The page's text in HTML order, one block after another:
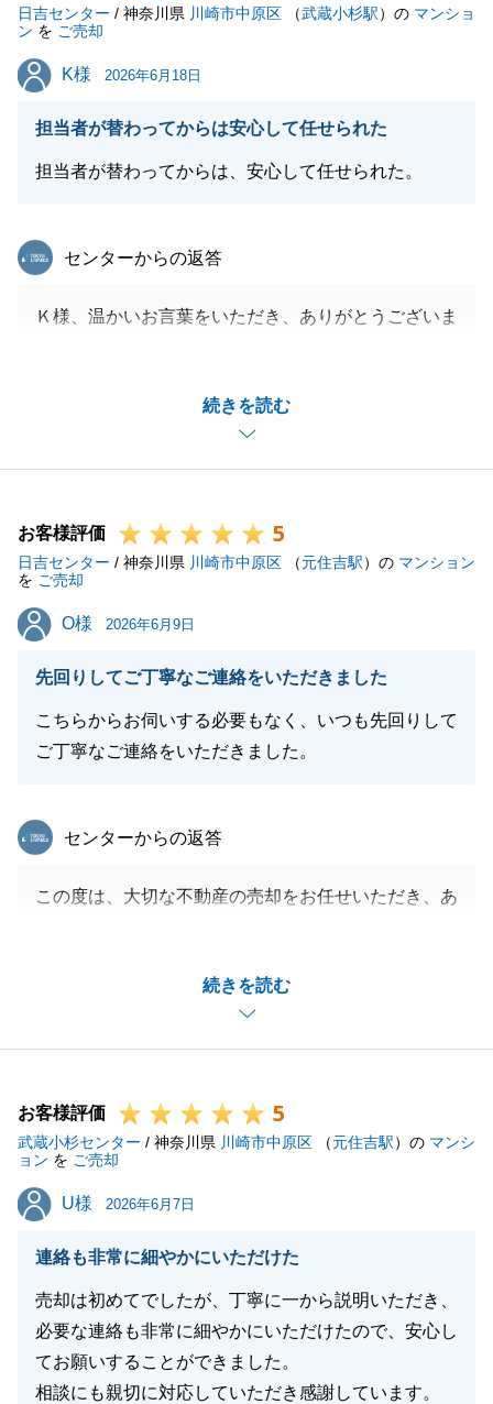
今後も何か不動産のことで、お手伝いできることやお
力になれることがございましたらお気軽にご連絡下さ
い。
今後ともよろしくお願いいたします。
日吉センター / 神奈川県 川崎市中原区 （武蔵小杉駅）の マンショ
ン を ご売却
K様
K様 2026年6月18日
担当者が替わってからは安心して任せられた
担当者が替わってからは、安心して任せられた。
続きを読む
東急リバブル
センターからの返答
Ｋ様、温かいお言葉をいただき、ありがとうございま
たかと存じますが、Ｋ様が信頼してすべてお任せいた
だけたからこそ、私どももご期待に応えるべく、身の
引き締まる思いで精一杯のサポートができたと感じて
無事にご成約を迎え、安心したとおっしゃっていただ
けて、私も大変嬉しく思います。
これからも不動産に関することなら、いつでもお気軽
にお声掛けください。
閉じる
お客様評価 5
日吉センター / 神奈川県 川崎市中原区 （元住吉駅）の マンション
を ご売却
O様
O様 2026年6月9日
先回りしてご丁寧なご連絡をいただきました
こちらからお伺いする必要もなく、いつも先回りして
ご丁寧なご連絡をいただきました。
続きを読む
東急リバブル
センターからの返答
この度は、大切な不動産の売却をお任せいただき、あ
でスムーズに進めることができたこと、非常に良かっ
今後も何かお困りごとがあれば、お気兼ねなくご相談
お客様評価 5
武蔵小杉センター / 神奈川県 川崎市中原区 （元住吉駅）の マンシ
ョン を ご売却
U様
U様 2026年6月7日
連絡も非常に細やかにいただけた
売却は初めてでしたが、丁寧に一から説明いただき、
必要な連絡も非常に細やかにいただけたので、安心し
てお願いすることができました。
相談にも親切に対応していただき感謝しています。